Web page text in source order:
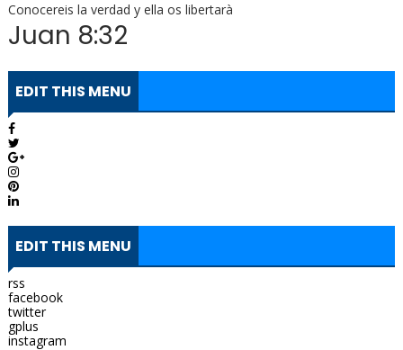
Conocereis la verdad y ella os libertarà
Juan 8:32
EDIT THIS MENU
EDIT THIS MENU
rss
facebook
twitter
gplus
instagram